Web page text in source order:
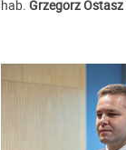
hab. Grzegorz Ostasz